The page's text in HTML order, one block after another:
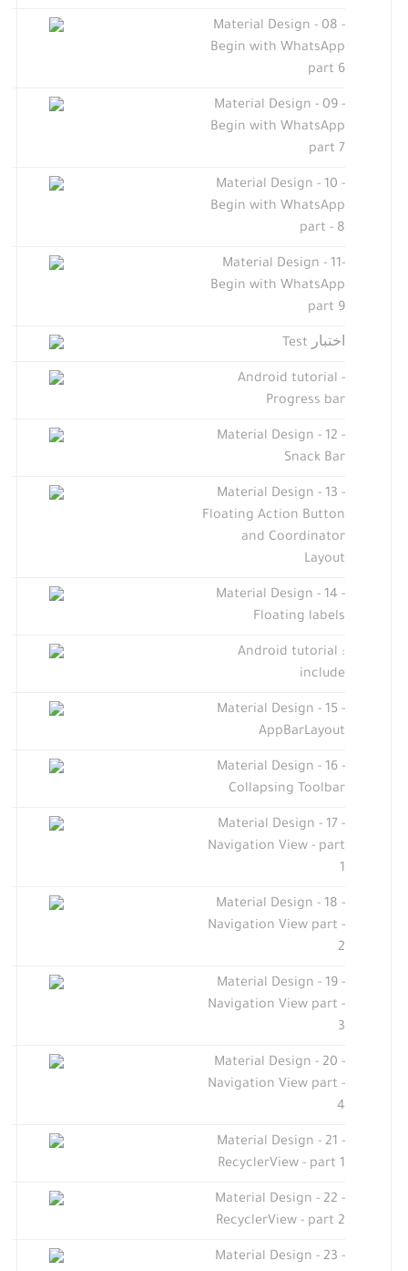
Material Design - 08 -
Begin with WhatsApp
part 6
Material Design - 09 -
Begin with WhatsApp
part 7
Material Design - 10 -
Begin with WhatsApp
part - 8
Material Design - 11-
Begin with WhatsApp
part 9
اختبار Test
Android tutorial -
Progress bar
Material Design - 12 -
Snack Bar
Material Design - 13 -
Floating Action Button
and Coordinator
Layout
Material Design - 14 -
Floating labels
Android tutorial :
include
Material Design - 15 -
AppBarLayout
Material Design - 16 -
Collapsing Toolbar
Material Design - 17 -
Navigation View - part
1
Material Design - 18 -
Navigation View part -
2
Material Design - 19 -
Navigation View part -
3
Material Design - 20 -
Navigation View part -
4
Material Design - 21 -
RecyclerView - part 1
Material Design - 22 -
RecyclerView - part 2
Material Design - 23 -